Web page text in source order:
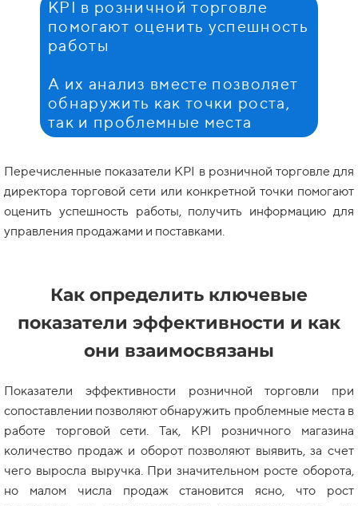
KPI в розничной торговле
помогают оценить успешность
работы
А их анализ вместе позволяет
обнаружить как точки роста,
так и проблемные места
Перечисленные показатели KPI в розничной торговле для
директора торговой сети или конкретной точки помогают
оценить успешность работы, получить информацию для
управления продажами и поставками.
Как определить ключевые
показатели эффективности и как
они взаимосвязаны
Показатели эффективности розничной торговли при
сопоставлении позволяют обнаружить проблемные места в
работе торговой сети. Так, KPI розничного магазина
количество продаж и оборот позволяют выявить, за счет
чего выросла выручка. При значительном росте оборота,
но малом числа продаж становится ясно, что рост